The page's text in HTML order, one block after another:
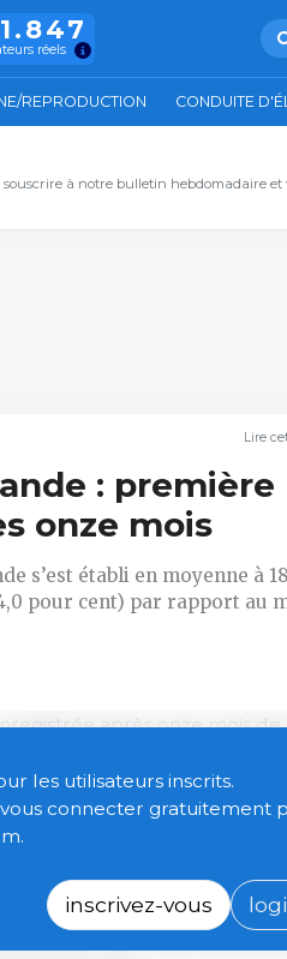
réels
REPRODUCTION CONDUITE
à notre bulletin hebdomadaire
Lire
: première
onze mois
s’est établi en moyenne à
pour cent) par rapport au
après onze mois de
cours de toutes les
en janvier, le retrait le plus
suivie de la viande
et en Extrême-Orient,
les importantes
porcine et de viande
les utilisateurs inscrits.
connecter gratuitement
inscrivez-vous